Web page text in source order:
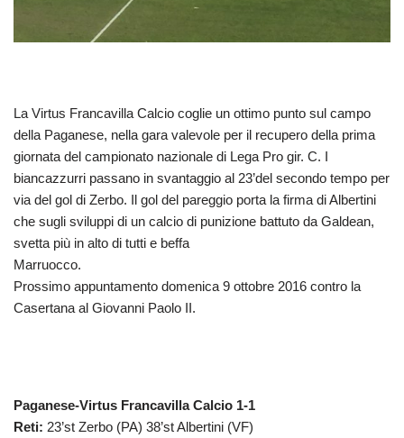
La Virtus Francavilla Calcio coglie un ottimo punto sul campo
della Paganese, nella gara valevole per il recupero della prima
giornata del campionato nazionale di Lega Pro gir. C. I
biancazzurri passano in svantaggio al 23’del secondo tempo per
via del gol di Zerbo. Il gol del pareggio porta la firma di Albertini
che sugli sviluppi di un calcio di punizione battuto da Galdean,
svetta più in alto di tutti e beffa
Marruocco.
Prossimo appuntamento domenica 9 ottobre 2016 contro la
Casertana al Giovanni Paolo II.
Paganese-Virtus Francavilla Calcio 1-1
Reti: 23’st Zerbo (PA) 38’st Albertini (VF)